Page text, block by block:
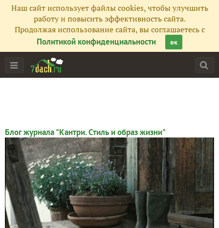
Наш сайт использует файлы cookies, чтобы улучшить
работу и повысить эффективность сайта.
Продолжая использование сайта, вы соглашаетесь с
Политикой конфиденциальности
ок
Блог журнала "Кантри. Стиль и образ жизни"
Главная
Подписчики 43
Анонс июньского номера журнала "Кантри"
Одуванчик золотой: полезные свойства и рецепты
Море танцующих нарциссов: сорта, посадка и уход